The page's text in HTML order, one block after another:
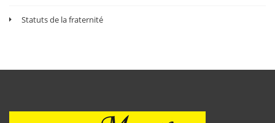
Statuts de la fraternité